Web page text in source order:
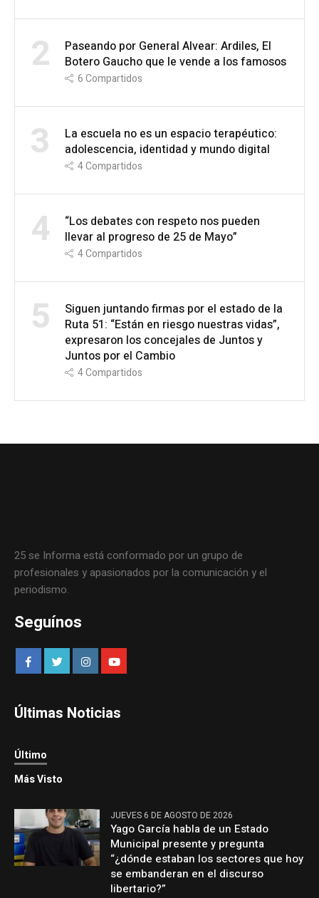
2
Paseando por General Alvear: Ardiles, El
Botero Gaucho que le vende a los famosos
6Compartidos
3
La escuela no es un espacio terapéutico:
adolescencia, identidad y mundo digital
4Compartidos
4
“Los debates con respeto nos pueden
llevar al progreso de 25 de Mayo”
4Compartidos
5
Siguen juntando firmas por el estado de la
Ruta 51: “Están en riesgo nuestras vidas”,
expresaron los concejales de Juntos y
Juntos por el Cambio
4Compartidos
25 se Informa está conformado por un grupo de
profesionales y apasionados por la comunicación y el
periodismo.
Seguínos
Últimas Noticias
Último
Más Visto
JUEVES 6 DE AGOSTO DE 2026
Yago García habla de un Estado
Municipal presente y pregunta
“¿dónde estaban los sectores que hoy
se embanderan en el discurso
libertario?”